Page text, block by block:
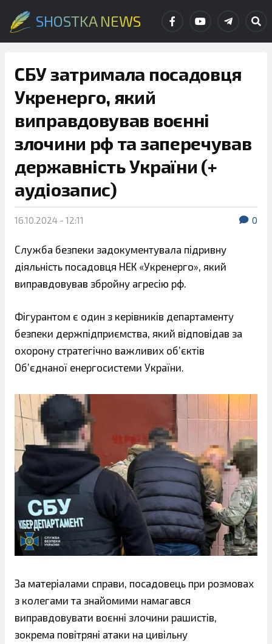
SHOSTKA NEWS
СБУ затримала посадовця
Укренерго, який
виправдовував воєнні
злочини рф та заперечував
державність України (+
аудіозапис)
16.10.2024 - 12:11 0
Служба безпеки задокументувала підривну
діяльність посадовця НЕК «Укренерго», який
виправдовував збройну агресію рф.
Фігурантом є один з керівників департаменту
безпеки держпідприємства, який відповідав за
охорону стратегічно важливих об’єктів
Об’єднаної енергосистеми України.
За матеріалами справи, посадовець при розмовах
з колегами та знайомими намагався
виправдовувати воєнні злочини рашистів,
зокрема повітряні атаки на цивільну